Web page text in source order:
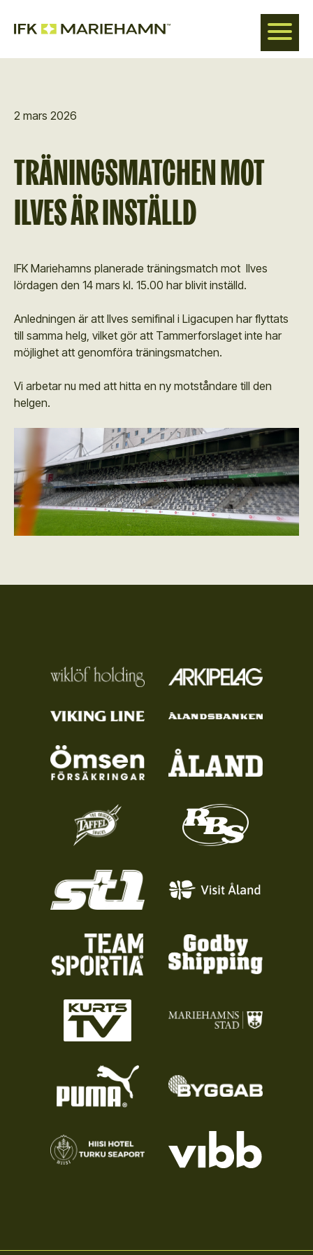
2 mars 2026
TRÄNINGSMATCHEN MOT
ILVES ÄR INSTÄLLD
IFK Mariehamns planerade träningsmatch mot Ilves
lördagen den 14 mars kl. 15.00 har blivit inställd.
Anledningen är att Ilves semifinal i Ligacupen har flyttats
till samma helg, vilket gör att Tammerforslaget inte har
möjlighet att genomföra träningsmatchen.
Vi arbetar nu med att hitta en ny motståndare till den
helgen.